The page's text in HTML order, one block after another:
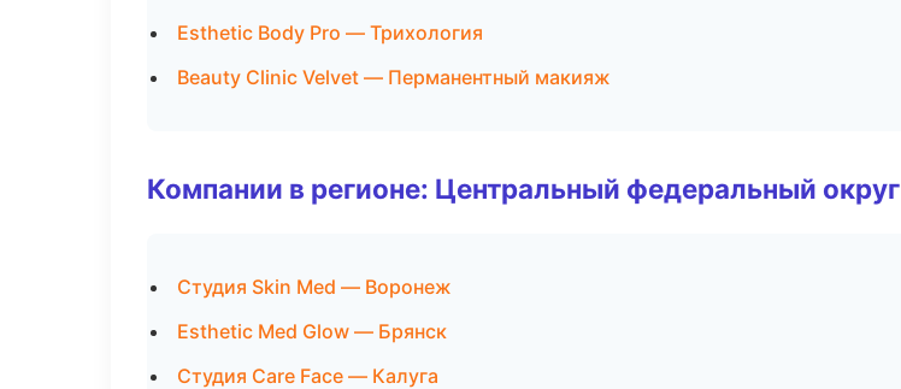
Esthetic Body Pro — Трихология
Beauty Clinic Velvet — Перманентный макияж
Компании в регионе: Центральный федеральный округ
Студия Skin Med — Воронеж
Esthetic Med Glow — Брянск
Студия Care Face — Калуга